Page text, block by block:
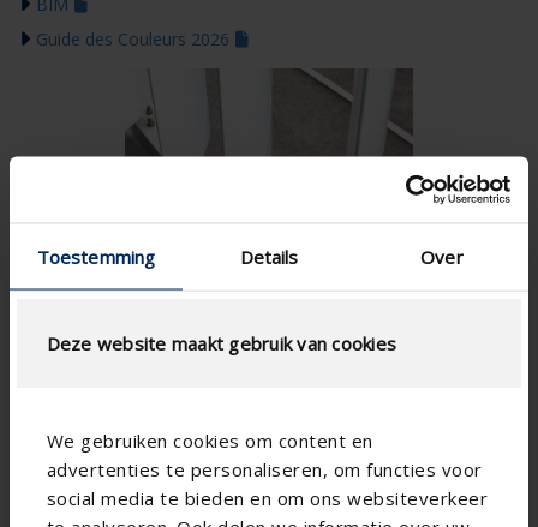
Toestemming Details Over
Deze website maakt gebruik van cookies
We gebruiken cookies om content en
advertenties te personaliseren, om functies voor
social media te bieden en om ons websiteverkeer
Guide des Couleurs 2026